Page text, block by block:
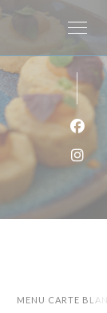
MENU CARTE